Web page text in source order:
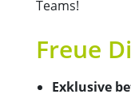
Teams!
Freue
Exklusive